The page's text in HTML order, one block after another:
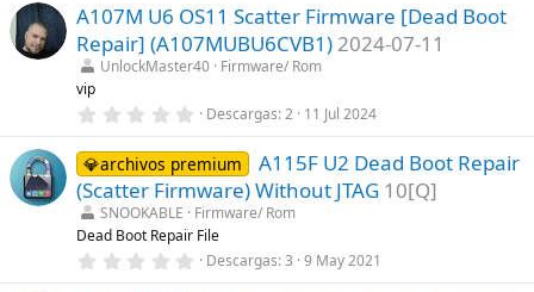
(
s
)
0
e
s
t
l
a
(
s
)
A107M U6 OS11 Scatter Firmware [Dead Boot
Repair] (A107MUBU6CVB1) 2024-07-11
UnlockMaster40 Firmware/ Rom
vip
0
0
e
s
t
r
e
l
Descargas 2 11 Jul 2024
💎archivos premium
A115F U2 Dead Boot Repair
(Scatter Firmware) Without JTAG 10[Q]
SNOOKABLE
Firmware/ Rom
Dead Boot Repair File
0 Descargas 3 9 May 2021